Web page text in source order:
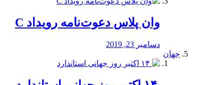
وان پلاس دعوت‌نامه رویداد C
دسامبر 23, 2019
جهان